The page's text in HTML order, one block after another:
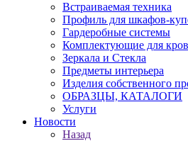
Встраиваемая техника
Профиль для шкафов-
Гардеробные системы
Комплектующие для
Зеркала и Стекла
Предметы интерьера
Изделия собственного
ОБРАЗЦЫ, КАТАЛОГИ
Услуги
Новости
Назад